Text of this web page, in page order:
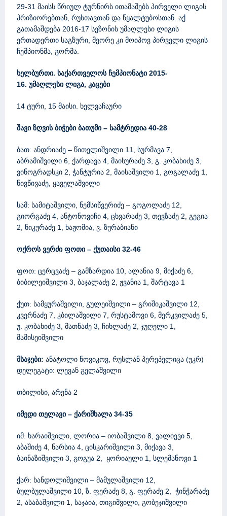
29-31 მაისს წრიულ ტურნირს ითამაშებს პირველი ლიგის
პრიზიორებთან, რუსთავთან და წყალტუბოსთან. აქ
გათამაშდება 2016-17 სეზონის უმაღლესი ლიგის
ერთადერთი საგზური, მეორე კი მოიპოვ პირველი ლიგის
ჩემპიონმა, გორმა.
ხელბურთი. საქართველოს ჩემპიონატი 2015-
16. უმაღლესი ლიგა, კაცები
14 ტური, 15 მაისი. ხელვაჩაური
შავი ზღვის ბიჭები ბათუმი – სამტრედია 40-28
ბათ: ანდრიაძე – წითელიშვილი 11, სურმავა 7,
აბრამიშვილი 6, ქარდავა 4, მაისურაძე 3, გ. კობახიძე 3,
ვინოგრადსკი 2, ჭანტურია 2, მაისაშვილი 1, გოგალაძე 1,
წივწივაძე, ყაველაშვილი
სამ: სამიტაშვილი, ნემსიწვერიძე – გოგოლაძე 12,
გიორგაძე 4, ანტონოვიჩი 4, ცხვარაძე 3, თევზაძე 2, გეგია
2, ნიკურაძე 1, ხაჟომია, ვ. ზურაბიანი
ოქროს ვერძი ფოთი – ქუთაისი 32-46
ფოთ: ცერცვაძე – გამზარდია 10, ალანია 9, მიქაძე 6,
ბიბილეიშვილი 3, ბაჯალაძე 2, ჟვანია 1, შარტავა 1
ქუთ: სამყურაშვილი, გულეიშვილი – გრიშიკაშვილი 12,
კვერნაძე 7, კბილაშვილი 7, რუსტამოვი 6, მერკვილაძე 5,
უ. კობახიძე 3, მათნაძე 3, ჩიხლაძე 2, ჯუღელი 1,
მამისეიშვილი
მსაჯები: ანატოლი ნოვიკოვ, რუსლან პერეპელიცა (უკრ)
დელეგატი: ლევან გელაშვილი
თბილისი, არენა 2
იმედი თელავი – ქარიშხალა 34-35
იმ: ხარაიშვილი, ლორია – იობაშვილი 8, ვალიევი 5,
აბაშიძე 4, ნარსია 4, ცისკარიშვილი 3, მიქავა 3,
ბაინაზიშვილი 3, გოგუა 2, ყორიაული 1, სლემანოვი 1
ქარ: ხანდოლიშვილი – მამულაშვილი 12,
ბულბულაშვილი 10, ზ. ფერაძე 8, გ. ფერაძე 2, ჭინჭარაძე
2, ასაბაშვილი 1, საჯაია, თიგიშვილი, გობეჯიშვილი